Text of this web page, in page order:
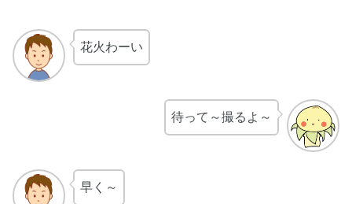
花火わーい
待って～撮るよ～
早く～